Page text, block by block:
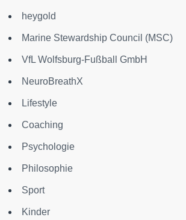
heygold
Marine Stewardship Council (MSC)
VfL Wolfsburg-Fußball GmbH
NeuroBreathX
Lifestyle
Coaching
Psychologie
Philosophie
Sport
Kinder